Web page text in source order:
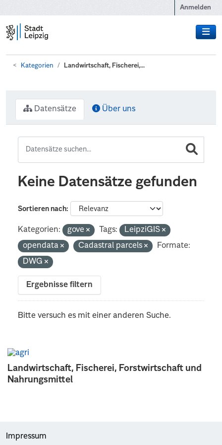
Anmelden
Kategorien Landwirtschaft, Fischerei,...
Landwirtschaft, Fischerei, Forstwirtschaft und
Nahrungsmittel
Datensätze Über uns
Keine Datensätze gefunden
Sortieren nach
Kategorien: gove Tags:
LeipziGIS
opendata
Cadastral parcels
Formate:
DWG
Ergebnisse filtern
Bitte versuch es mit einer anderen Suche.
Impressum